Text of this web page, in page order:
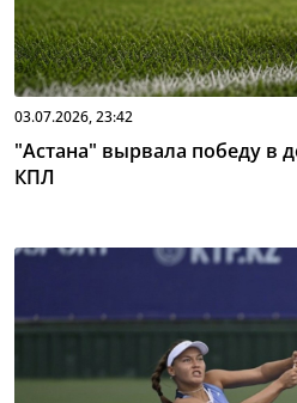
03.07.2026, 23:42
"Астана" вырвала победу в
КПЛ